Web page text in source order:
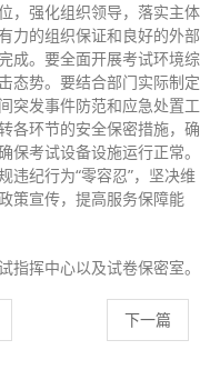
，强化组织领导，落实主体
力的组织保证和良好的外部
成。要全面开展考试环境综
态势。要结合部门实际制定
突发事件防范和应急处置工
各环节的安全保密措施，确
考试设备设施运行正常。
违纪行为“零容忍”，坚决维
策宣传，提高服务保障能
挥中心以及试卷保密室。
下一篇